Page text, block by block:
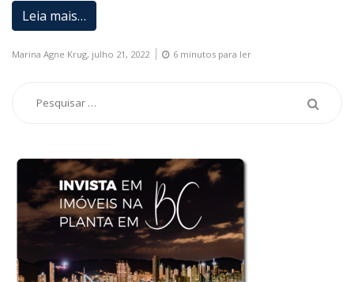
Leia mais…
Marina Agne Krug, julho 21, 2022 6 minutos para ler